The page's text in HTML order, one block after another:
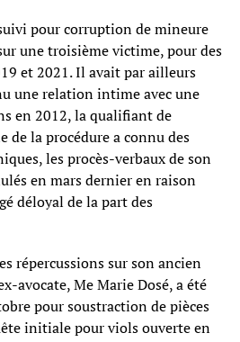
pour corruption de mineure
une troisième victime, pour des
et 2021. Il avait par ailleurs
une relation intime avec une
en 2012, la qualifiant de
de la procédure a connu des
les procès-verbaux de son
en mars dernier en raison
déloyal de la part des
répercussions sur son ancien
avocate, Me Marie Dosé, a été
pour soustraction de pièces
initiale pour viols ouverte en